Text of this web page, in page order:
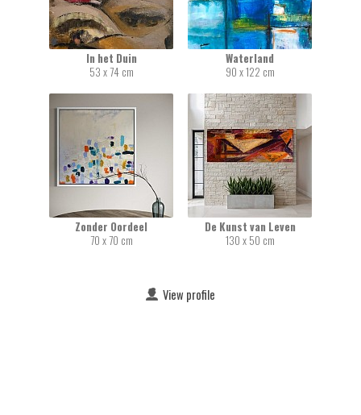
In het Duin
53 x 74 cm
Waterland
90 x 122 cm
Zonder Oordeel
70 x 70 cm
De Kunst van Leven
130 x 50 cm
View profile